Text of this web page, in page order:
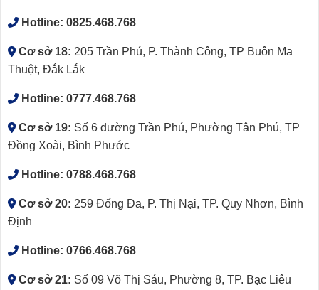
Hotline: 0825.468.768
Cơ sở 18: 205 Trần Phú, P. Thành Công, TP Buôn Ma
Thuột, Đắk Lắk
Hotline: 0777.468.768
Cơ sở 19: Số 6 đường Trần Phú, Phường Tân Phú, TP
Đồng Xoài, Bình Phước
Hotline: 0788.468.768
Cơ sở 20: 259 Đống Đa, P. Thị Nại, TP. Quy Nhơn, Bình
Định
Hotline: 0766.468.768
Cơ sở 21: Số 09 Võ Thị Sáu, Phường 8, TP. Bạc Liêu